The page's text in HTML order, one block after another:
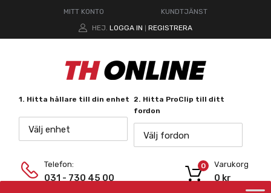
MITT KONTO
KUNDTJÄNST
HEJ. LOGGA IN REGISTRERA
1. Hitta hållare till din enhet
Välj enhet
2. Hitta ProClip till ditt
fordon
Välj fordon
Telefon:
031 - 730 45 00
Varukorg
0 kr
0